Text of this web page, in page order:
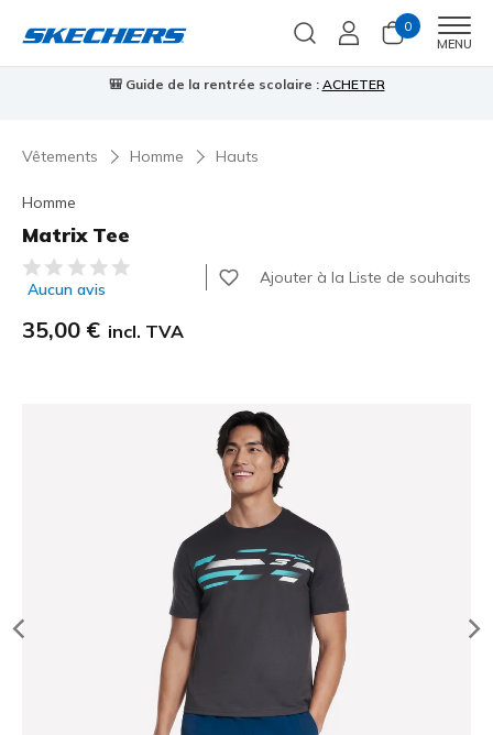
0
MENU
🎒 Guide de la rentrée scolaire : ACHETER
Vêtements Homme Hauts
Homme
Matrix Tee
Évaluation client 5 sur 5
Aucun avis
Ajouter à la Liste de souhaits
35,00 € incl. TVA